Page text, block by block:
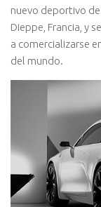
nuevo deportivo de
Dieppe, Francia, y
a comercializarse
del mundo.